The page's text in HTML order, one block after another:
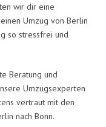
wir dir eine
Umzug von Berlin
so stressfrei und
Beratung und
Umzugsexperten
vertraut mit den
nach Bonn.